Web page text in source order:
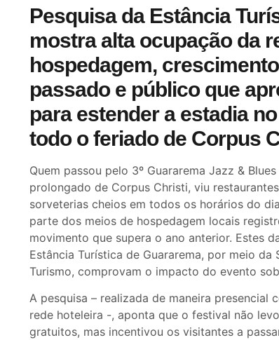
Pesquisa da Estância
mostra alta ocupação da
hospedagem,
passado e público que
para estender a estadia
todo o feriado de Corpus
Quem passou pelo 3º Guararema Jazz &
prolongado de Corpus Christi, viu
sorveterias cheios em todos os horários do
parte dos meios de hospedagem locais
movimento que supera o ano anterior. Estes
Estância Turística de Guararema, por meio
Turismo, comprovam o impacto do evento
A pesquisa – realizada de maneira presencial
rede hoteleira -, aponta que o festival não
gratuitos, mas incentivou os visitantes a